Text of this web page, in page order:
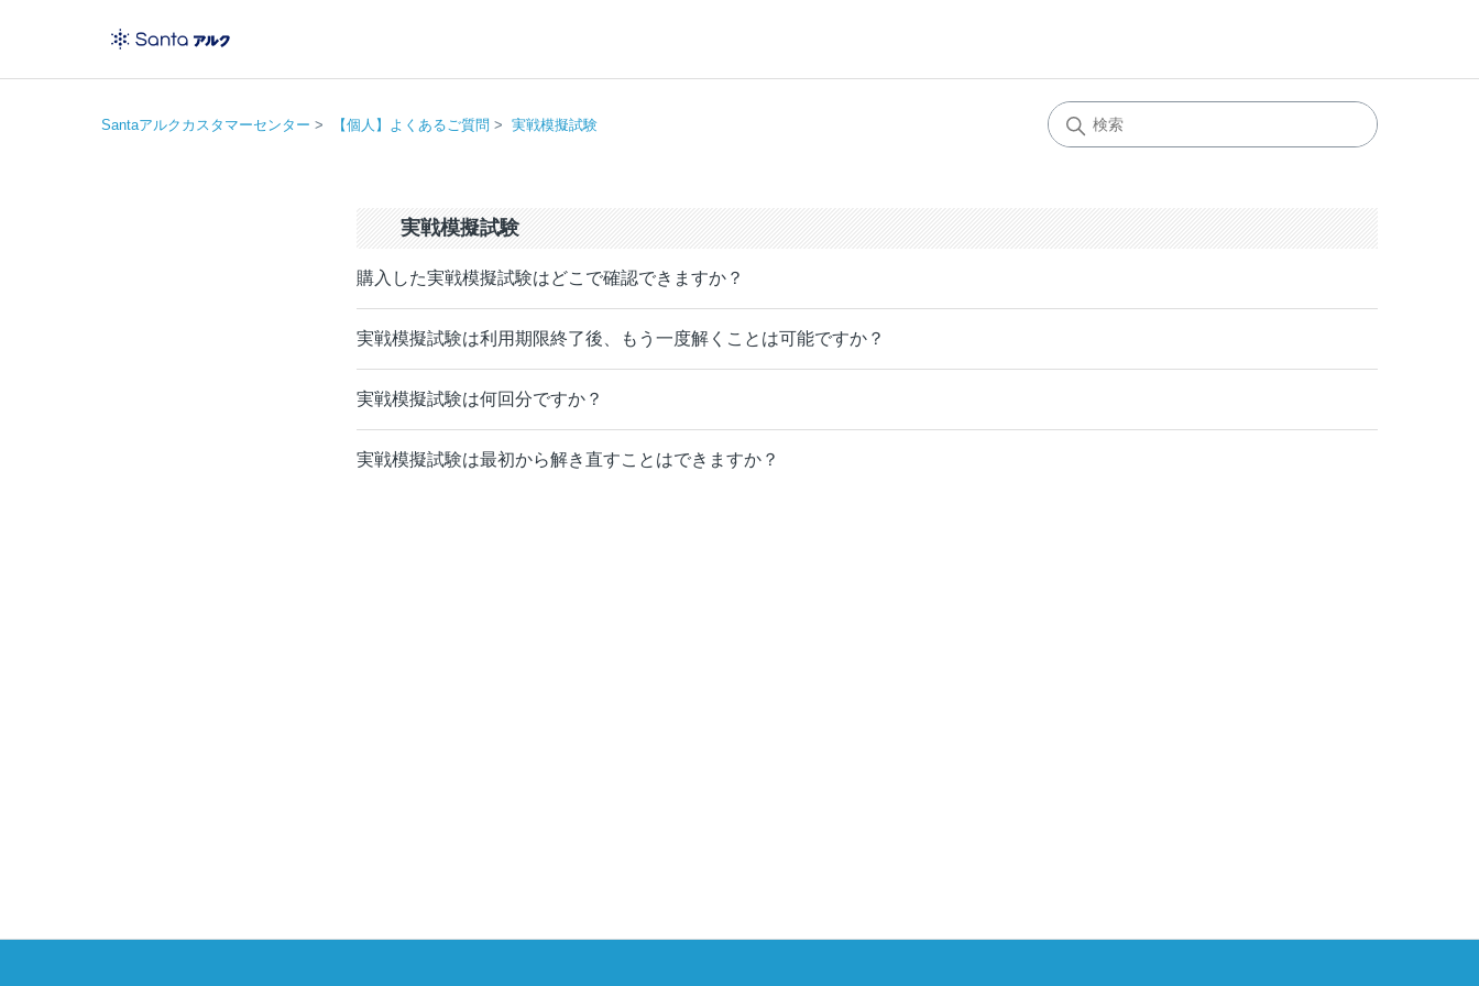
Santaアルクカスタマーセンター 【個人】よくあるご質問 実戦模擬試験
実戦模擬試験
購入した実戦模擬試験はどこで確認できますか？
実戦模擬試験は利用期限終了後、もう一度解くことは可能ですか？
実戦模擬試験は何回分ですか？
実戦模擬試験は最初から解き直すことはできますか？